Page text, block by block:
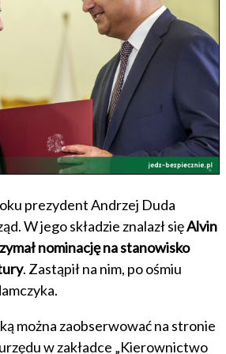
prezydent Andrzej Duda
W jego składzie znalazł sięAlvin
nominację na stanowisko
. Zastąpił na nim, po ośmiu
można zaobserwować na stronie
w zakładce „Kierownictwo